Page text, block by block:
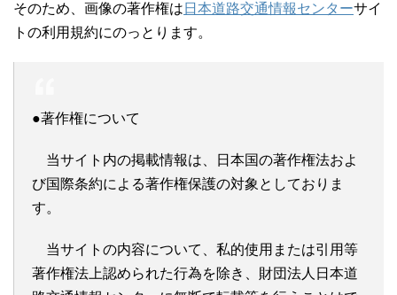
そのため、画像の著作権は 日本道路交通情報センターサイ
トの利用規約にのっとります。
●著作権について
当サイト内の掲載情報は、日本国の著作権法およ
び国際条約による著作権保護の対象としておりま
す。
当サイトの内容について、私的使用または引用等
著作権法上認められた行為を除き、財団法人日本道